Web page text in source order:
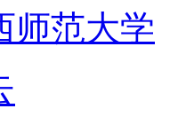
师范大学